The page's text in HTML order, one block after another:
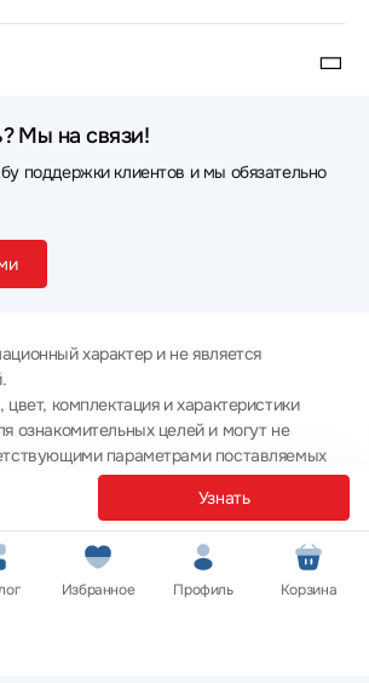
Узнать
Мы на связи!
поддержки клиентов и мы обязательно
характер и не является
комплектация и характеристики
ознакомительных целей и могут не
параметрами поставляемых
информацию у менеджера при
конфиденциальности
— 2026 ООО «Эпл Тэк»
Избранное Профиль Корзина